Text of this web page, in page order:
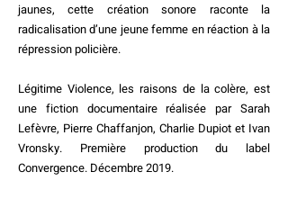
jaunes, cette création sonore raconte la
radicalisation d’une jeune femme en réaction à la
répression policière.
Légitime Violence, les raisons de la colère, est
une fiction documentaire réalisée par Sarah
Lefèvre, Pierre Chaffanjon, Charlie Dupiot et Ivan
Vronsky. Première production du label
Convergence. Décembre 2019.